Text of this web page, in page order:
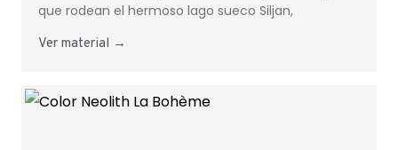
que rodean el hermoso lago sueco Siljan,
Ver material →